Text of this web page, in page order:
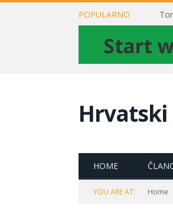
POPULARNO
HOME
YOU ARE AT: Home